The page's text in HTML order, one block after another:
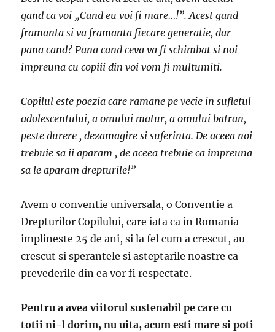
gand ca voi „Cand eu voi fi mare…!”. Acest gand
framanta si va framanta fiecare generatie, dar
pana cand? Pana cand ceva va fi schimbat si noi
impreuna cu copiii din voi vom fi multumiti.
Copilul este poezia care ramane pe vecie in sufletul
adolescentului, a omului matur, a omului batran,
peste durere , dezamagire si suferinta. De aceea noi
trebuie sa ii aparam , de aceea trebuie ca impreuna
sa le aparam drepturile!”
Avem o conventie universala, o Conventie a
Drepturilor Copilului, care iata ca in Romania
implineste 25 de ani, si la fel cum a crescut, au
crescut si sperantele si asteptarile noastre ca
prevederile din ea vor fi respectate.
Pentru a avea viitorul sustenabil pe care cu
totii ni-l dorim, nu uita, acum esti mare si poti